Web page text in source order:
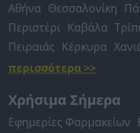
Αθήνα Θεσσαλονίκη
Περιστέρι Καβάλα
Πειραιάς Κέρκυρα
περισσότερα >>
Χρήσιμα Σήμερα
Εφημερίες Φαρμακείων